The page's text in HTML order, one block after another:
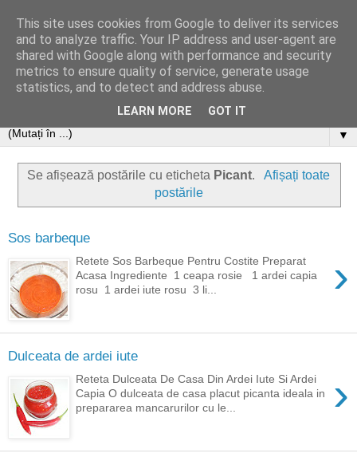
▼
Se afișează postările cu eticheta Picant.
Afișați toate
postările
Sos barbeque
›
Retete Sos Barbeque Pentru Costite Preparat
Acasa Ingrediente 1 ceapa rosie 1 ardei capia
rosu 1 ardei iute rosu 3 li...
Dulceata de ardei iute
›
Reteta Dulceata De Casa Din Ardei Iute Si Ardei
Capia O dulceata de casa placut picanta ideala in
prepararea mancarurilor cu le...
This site uses cookies from Google to deliver its services
and to analyze traffic. Your IP address and user-agent are
shared with Google along with performance and security
metrics to ensure quality of service, generate usage
statistics, and to detect and address abuse.
LEARN MORE GOT IT